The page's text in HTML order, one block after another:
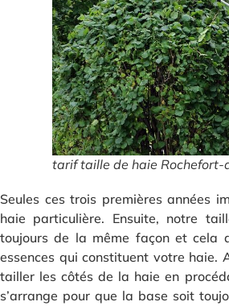
tarif taille de haie Rochefort-
Seules ces trois premières années
haie particulière. Ensuite, notre
toujours de la même façon et cela
essences qui constituent votre haie.
tailler les côtés de la haie en
s’arrange pour que la base soit